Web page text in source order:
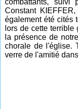
combattants,
Constant
également été cités
lors de cette
la présence de
chorale de l'église.
verre de l'amitié